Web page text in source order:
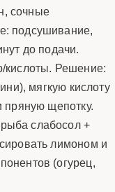
сочные
подсушивание,
до подачи.
кислоты. Решение:
мягкую кислоту
пряную щепотку.
слабосол +
лимоном и
(огурец,